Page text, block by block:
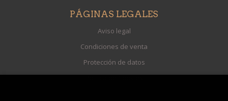
PÁGINAS LEGALES
Aviso legal
Condiciones de venta
Protección de datos
Política de Cookies